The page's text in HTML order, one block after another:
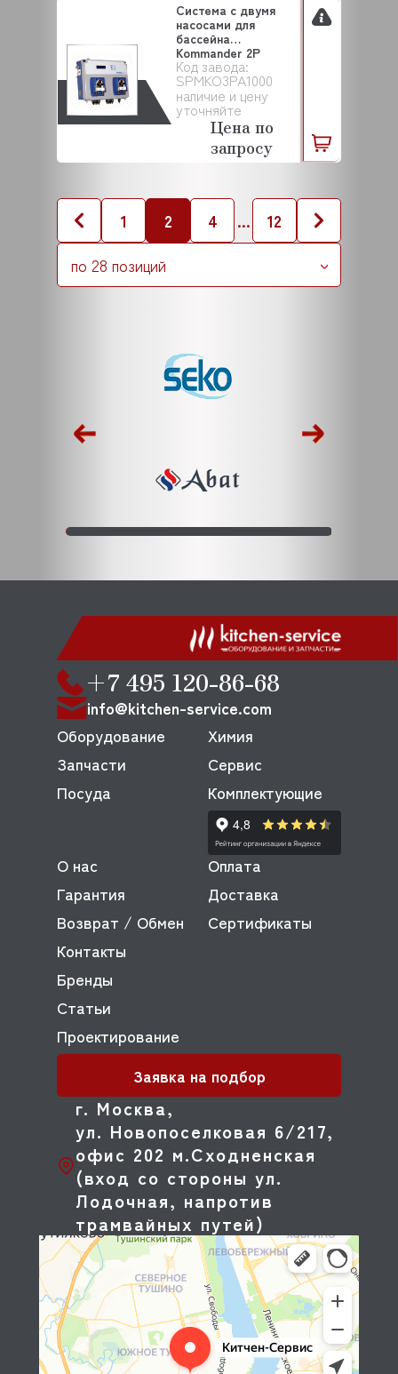
Код завода:
SPMKO3PA1000
наличие и цену
уточняйте
Система с двумя
насосами для
бассейна
Kommander 2P
pH/Redox SEKO ...
Цена по
запросу
1 2 4 ...
12
по 28 позиций
+7 495 120-86-68
info@kitchen-service.com
г. Москва,
ул. Новопоселковая 6/217,
офис 202 м.Сходненская
(вход со стороны ул.
Лодочная, напротив
трамвайных путей)
Оборудование
Запчасти
Посуда
Химия
Сервис
Комплектующие
О нас
Оплата
Гарантия
Доставка
Возврат / Обмен
Сертификаты
Контакты
Бренды
Статьи
Проектирование
Заявка на подбор